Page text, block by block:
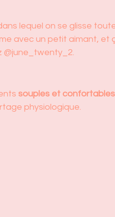
lequel on se glisse
avec un petit aimant, et
@june_twenty_2.
souples et confortables
physiologique.